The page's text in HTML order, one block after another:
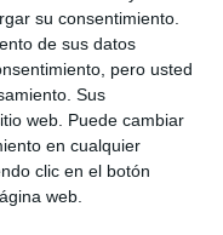
su consentimiento.
de sus datos
pero usted
Sus
web. Puede cambiar
en cualquier
clic en el botón
web.